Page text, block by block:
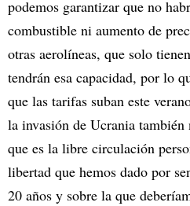
podemos garantizar que no
combustible ni aumento de
otras aerolíneas, que solo
tendrán esa capacidad, por lo
que las tarifas suban este
la invasión de Ucrania
que es la libre circulación
libertad que hemos dado por
20 años y sobre la que